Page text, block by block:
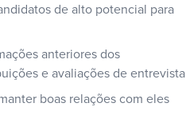
de alto potencial para
anteriores dos
e avaliações de entrevista
boas relações com eles